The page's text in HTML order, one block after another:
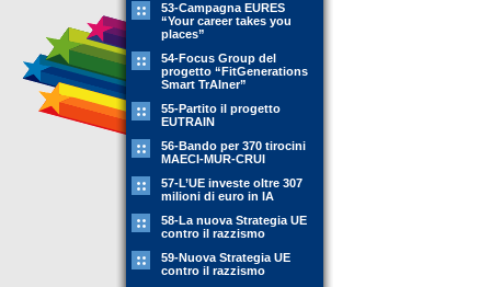
53-Campagna EURES
“Your career takes you
places”
54-Focus Group del
progetto “FitGenerations
Smart TrAIner”
55-Partito il progetto
EUTRAIN
56-Bando per 370 tirocini
MAECI-MUR-CRUI
57-L’UE investe oltre 307
milioni di euro in IA
58-La nuova Strategia UE
contro il razzismo
59-Nuova Strategia UE
contro il razzismo